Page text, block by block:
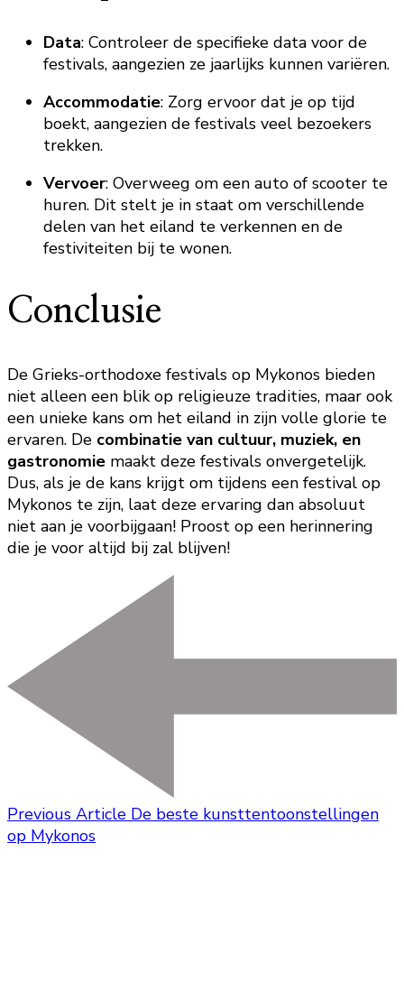
Data: Controleer de specifieke data voor de
festivals, aangezien ze jaarlijks kunnen variëren.
Accommodatie: Zorg ervoor dat je op tijd
boekt, aangezien de festivals veel bezoekers
trekken.
Vervoer: Overweeg om een auto of scooter te
huren. Dit stelt je in staat om verschillende
delen van het eiland te verkennen en de
festiviteiten bij te wonen.
Conclusie
De Grieks-orthodoxe festivals op Mykonos bieden
niet alleen een blik op religieuze tradities, maar ook
een unieke kans om het eiland in zijn volle glorie te
ervaren. De combinatie van cultuur, muziek, en
gastronomie maakt deze festivals onvergetelijk.
Dus, als je de kans krijgt om tijdens een festival op
Mykonos te zijn, laat deze ervaring dan absoluut
niet aan je voorbijgaan! Proost op een herinnering
die je voor altijd bij zal blijven!
Previous Article De beste kunsttentoonstellingen
op Mykonos